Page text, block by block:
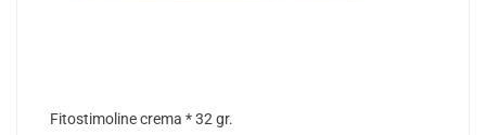
Fitostimoline crema * 32 gr.